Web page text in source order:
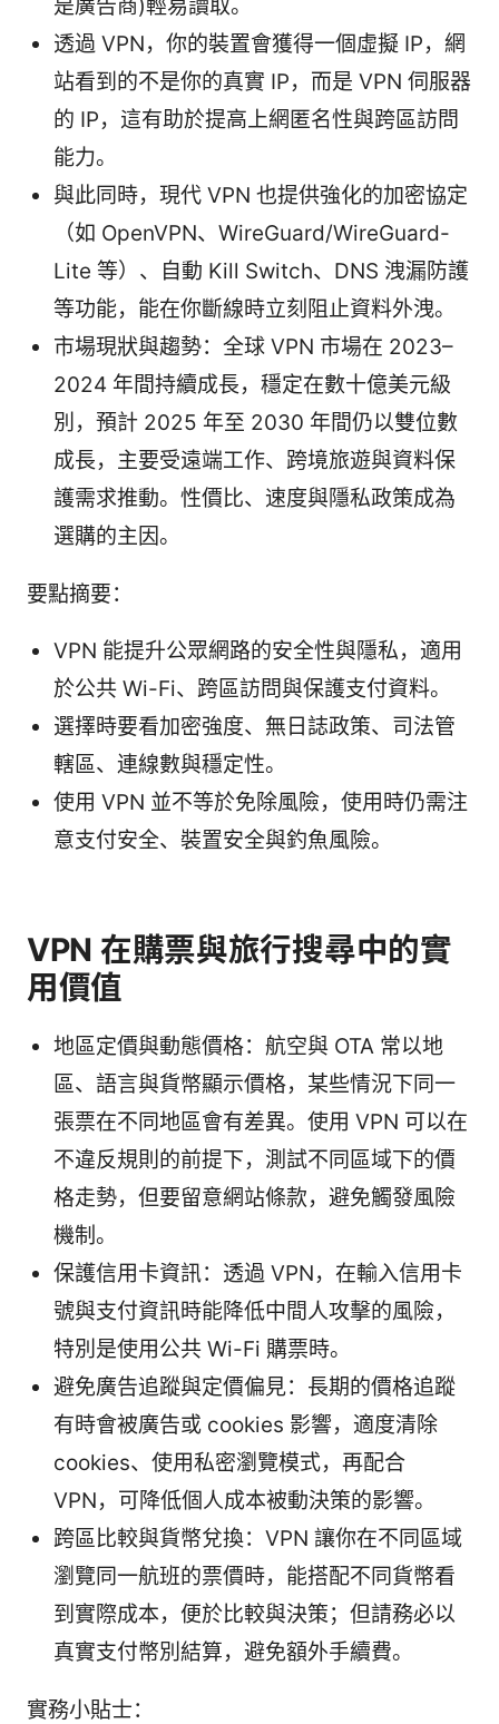
是廣告商)輕易讀取。
透過 VPN，你的裝置會獲得一個虛擬 IP，網
站看到的不是你的真實 IP，而是 VPN 伺服器
的 IP，這有助於提高上網匿名性與跨區訪問
能力。
與此同時，現代 VPN 也提供強化的加密協定
（如 OpenVPN、WireGuard/WireGuard-
Lite 等）、自動 Kill Switch、DNS 洩漏防護
等功能，能在你斷線時立刻阻止資料外洩。
市場現狀與趨勢：全球 VPN 市場在 2023–
2024 年間持續成長，穩定在數十億美元級
別，預計 2025 年至 2030 年間仍以雙位數
成長，主要受遠端工作、跨境旅遊與資料保
護需求推動。性價比、速度與隱私政策成為
選購的主因。
要點摘要：
VPN 能提升公眾網路的安全性與隱私，適用
於公共 Wi-Fi、跨區訪問與保護支付資料。
選擇時要看加密強度、無日誌政策、司法管
轄區、連線數與穩定性。
使用 VPN 並不等於免除風險，使用時仍需注
意支付安全、裝置安全與釣魚風險。
VPN 在購票與旅行搜尋中的實
用價值
地區定價與動態價格：航空與 OTA 常以地
區、語言與貨幣顯示價格，某些情況下同一
張票在不同地區會有差異。使用 VPN 可以在
不違反規則的前提下，測試不同區域下的價
格走勢，但要留意網站條款，避免觸發風險
機制。
保護信用卡資訊：透過 VPN，在輸入信用卡
號與支付資訊時能降低中間人攻擊的風險，
特別是使用公共 Wi-Fi 購票時。
避免廣告追蹤與定價偏見：長期的價格追蹤
有時會被廣告或 cookies 影響，適度清除
cookies、使用私密瀏覽模式，再配合
VPN，可降低個人成本被動決策的影響。
跨區比較與貨幣兌換：VPN 讓你在不同區域
瀏覽同一航班的票價時，能搭配不同貨幣看
到實際成本，便於比較與決策；但請務必以
真實支付幣別結算，避免額外手續費。
實務小貼士：